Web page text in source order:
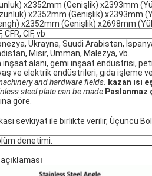
x2352mm (Genişlik) x2393mm
x2352mm (Genişlik) x2393mm
x2352mm (Genişlik) x2698mm
CFR, CIF, vb
Ukrayna, Suudi Arabistan,
Mısır, Umman, Malezya, vb.
inşaat alanı, gemi inşaat endüstrisi,
ve elektrik endüstrileri, gıda işleme
and hardware fields.
kazan ısı
steel plate can be made Paslanmaz
göre.
sevkiyat ile birlikte verilir, Üçüncü
denetimi.